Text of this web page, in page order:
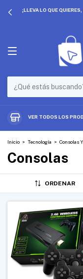
¡LLEVA LO QUE
VER TODOS LOS
Inicio > Tecnología > Consolas
Consolas
ORDENAR